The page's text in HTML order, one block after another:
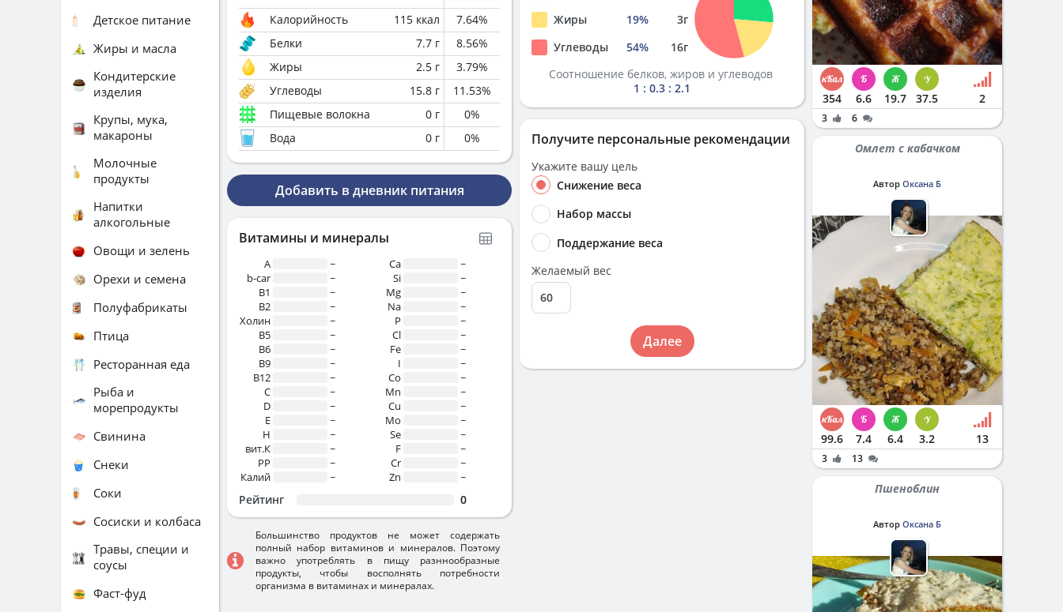
Калорийность 115 ккал 7.64%
Белки
7.7 г 8.56%
Жиры
2.5 г 3.79%
Углеводы
15.8 г 11.53%
Пищевые волокна
0 г 0%
Вода
0 г 0%
Добавить в дневник питания
Витамины и минералы
A
~
b-car
~
В1
~
B2
~
Холин
~
B5
~
B6
~
B9
~
B12
~
C
~
D
~
E
~
H
~
вит.К
~
PP
~
Калий
~
Ca
~
Si
~
Mg
~
Na
~
P
~
Cl
~
Fe
~
I
~
Co
~
Mn
~
Cu
~
Mo
~
Se
~
F
~
Cr
~
Zn
~
Рейтинг 0
Большинство продуктов не может содержать
полный набор витаминов и минералов. Поэтому
важно употреблять в пищу разннообразные
продукты, чтобы восполнять потребности
организма в витаминах и минералах.
Жиры
19% 3г
Углеводы
54% 16г
Соотношение белков, жиров и углеводов
1 : 0.3 : 2.1
Получите персональные рекомендации
Укажите вашу цель
Снижение веса
Набор массы
Поддержание веса
Желаемый вес
Далее
Детское питание
Жиры и масла
Кондитерские
изделия
Крупы, мука,
макароны
Молочные
продукты
Напитки
алкогольные
Овощи и зелень
Орехи и семена
Полуфабрикаты
Птица
Ресторанная еда
Рыба и
морепродукты
Свинина
Снеки
Соки
Сосиски и колбаса
Травы, специи и
соусы
Фаст-фуд
354 6.6 19.7 37.5 2
3 6
Омлет с кабачком
Автор Оксана Б
99.6 7.4 6.4 3.2 13
3 13
Пшеноблин
Автор Оксана Б